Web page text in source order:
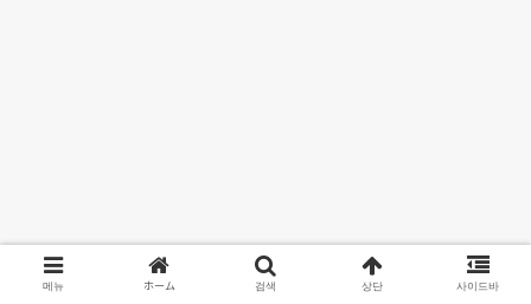
메뉴 ホーム 검색 상단 사이드바